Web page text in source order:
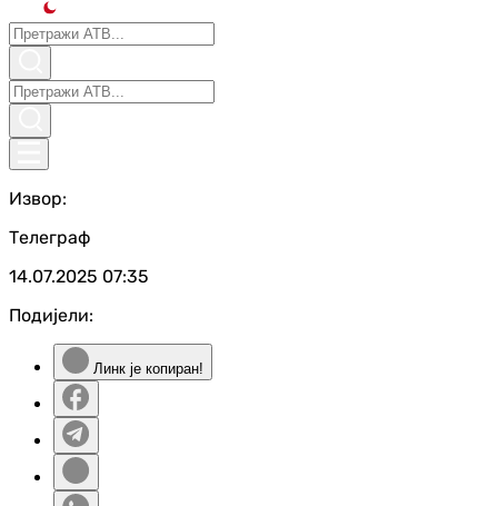
Извор:
Телеграф
14.07.2025 07:35
Подијели:
Линк је копиран!